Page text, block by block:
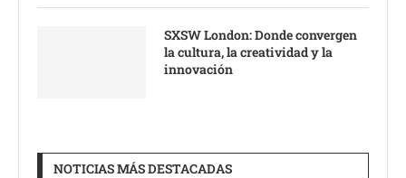
SXSW London: Donde convergen
la cultura, la creatividad y la
innovación
NOTICIAS MÁS DESTACADAS